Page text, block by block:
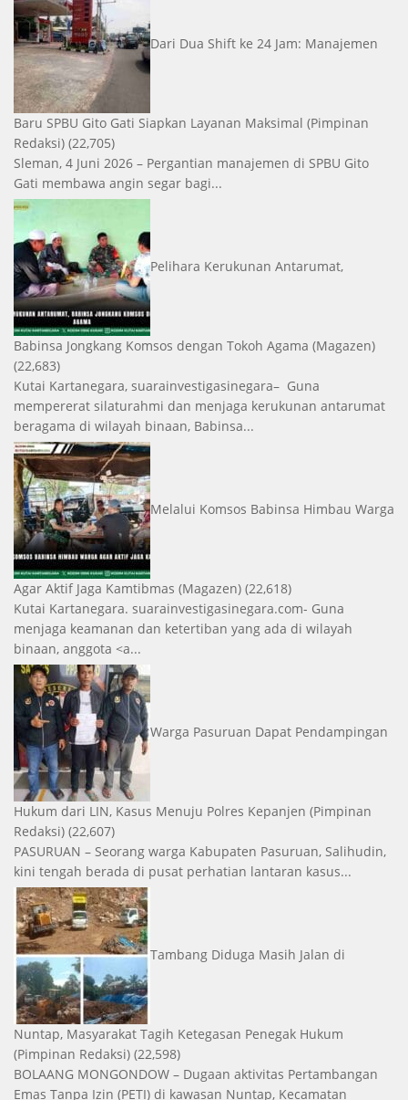
Dari Dua Shift ke 24 Jam: Manajemen
Baru SPBU Gito Gati Siapkan Layanan Maksimal (Pimpinan
Redaksi) (22,705)
Sleman, 4 Juni 2026 – Pergantian manajemen di SPBU Gito
Gati membawa angin segar bagi...
Pelihara Kerukunan Antarumat,
Babinsa Jongkang Komsos dengan Tokoh Agama (Magazen)
(22,683)
Kutai Kartanegara, suarainvestigasinegara– Guna
mempererat silaturahmi dan menjaga kerukunan antarumat
beragama di wilayah binaan, Babinsa...
Melalui Komsos Babinsa Himbau Warga
Agar Aktif Jaga Kamtibmas (Magazen) (22,618)
Kutai Kartanegara. suarainvestigasinegara.com- Guna
menjaga keamanan dan ketertiban yang ada di wilayah
binaan, anggota <a...
Warga Pasuruan Dapat Pendampingan
Hukum dari LIN, Kasus Menuju Polres Kepanjen (Pimpinan
Redaksi) (22,607)
PASURUAN – Seorang warga Kabupaten Pasuruan, Salihudin,
kini tengah berada di pusat perhatian lantaran kasus...
Tambang Diduga Masih Jalan di
Nuntap, Masyarakat Tagih Ketegasan Penegak Hukum
(Pimpinan Redaksi) (22,598)
BOLAANG MONGONDOW – Dugaan aktivitas Pertambangan
Emas Tanpa Izin (PETI) di kawasan Nuntap, Kecamatan